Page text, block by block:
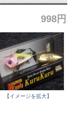
998円
【イメージを拡大】